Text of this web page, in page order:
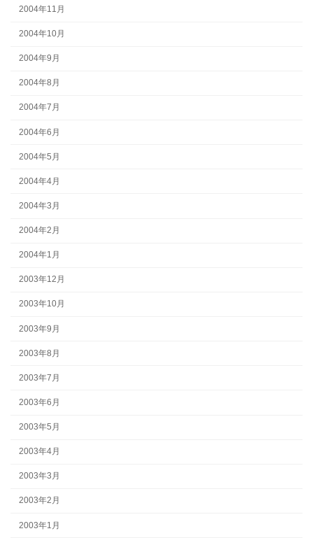
2004年11月
2004年10月
2004年9月
2004年8月
2004年7月
2004年6月
2004年5月
2004年4月
2004年3月
2004年2月
2004年1月
2003年12月
2003年10月
2003年9月
2003年8月
2003年7月
2003年6月
2003年5月
2003年4月
2003年3月
2003年2月
2003年1月